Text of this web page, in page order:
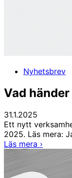
Nyhetsbrev
Vad
31.1.2025
Ett nytt
2025. Läs mera:
Läs mera Vad
oss?
›